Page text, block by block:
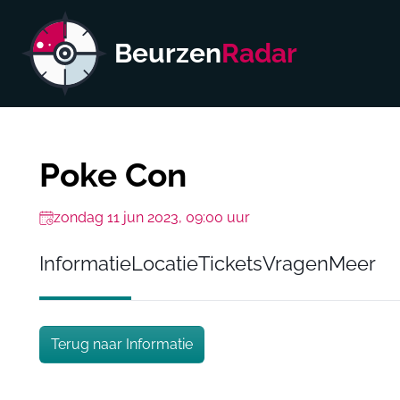
BeurzenRadar
Poke Con
zondag 11 jun 2023, 09:00 uur
InformatieLocatieTicketsVragenMeer
Terug naar Informatie